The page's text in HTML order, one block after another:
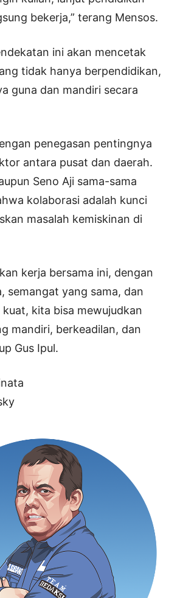
bekerja,” terang Mensos.
ini akan mencetak
tidak hanya berpendidikan,
guna dan mandiri secara
penegasan pentingnya
antara pusat dan daerah.
Seno Aji sama-sama
kolaborasi adalah kunci
masalah kemiskinan di
kerja bersama ini, dengan
semangat yang sama, dan
kita bisa mewujudkan
mandiri, berkeadilan, dan
Gus Ipul.